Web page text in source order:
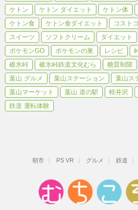
ケトン
ケトン ダイエット ケトン体
ケトン食
ケトン食ダイエット コストコ
スイーツ
ソフトクリーム ダイエット
ポケモンGO
ポケモンの巣 レシピ
碓氷峠
碓氷峠鉄道文化むら 糖質制限
葉山 グルメ
葉山ステーション
葉山ス
葉山マーケット
葉山 道の駅 軽井沢
鉄道 運転体験
朝市 PS VR グルメ 鉄道